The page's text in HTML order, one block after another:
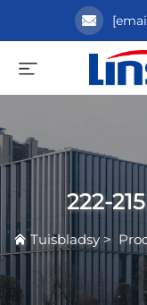
222-
Tuisbladsy >